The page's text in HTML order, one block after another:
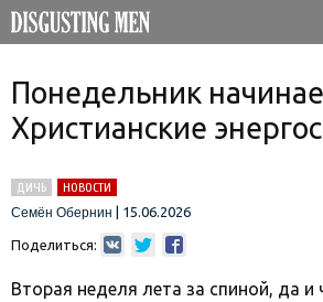
Понедельник
Христианские
ДИЧЬ
НОВОСТИ
Семён Обернин
15.06.2026
Поделиться:
Вторая неделя лета за спиной, да и